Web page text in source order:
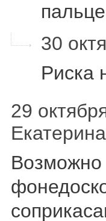
30
Риска
29
Возможно